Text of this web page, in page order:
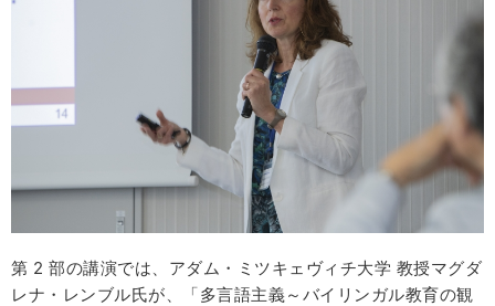
第 2 部の講演では、アダム・ミツキェヴィチ大学 教授マグダ
レナ・レンブル氏が、「多言語主義～バイリンガル教育の観